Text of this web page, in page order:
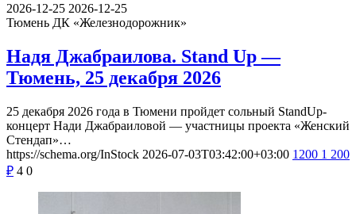
2026-12-25 2026-12-25
Тюмень ДК «Железнодорожник»
Надя Джабраилова. Stand Up —
Тюмень, 25 декабря 2026
25 декабря 2026 года в Тюмени пройдет сольный StandUp-
концерт Нади Джабраиловой — участницы проекта «Женский
Стендап»…
https://schema.org/InStock 2026-07-03T03:42:00+03:00 1200 1 200
₽ 4 0